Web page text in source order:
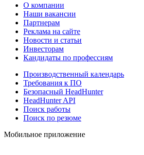
О компании
Наши вакансии
Партнерам
Реклама на сайте
Новости и статьи
Инвесторам
Кандидаты по профессиям
Производственный календарь
Требования к ПО
Безопасный HeadHunter
HeadHunter API
Поиск работы
Поиск по резюме
Мобильное приложение